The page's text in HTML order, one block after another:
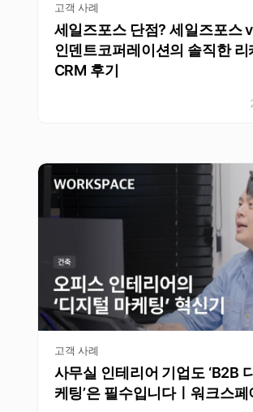
고객 사례
세일즈포스 단점? 세일즈포스
인덴트코퍼레이션의 솔직한 리
CRM 후기
고객 사례
사무실 인테리어 기업도 ‘B2B
케팅’은 필수입니다ㅣ워크스페